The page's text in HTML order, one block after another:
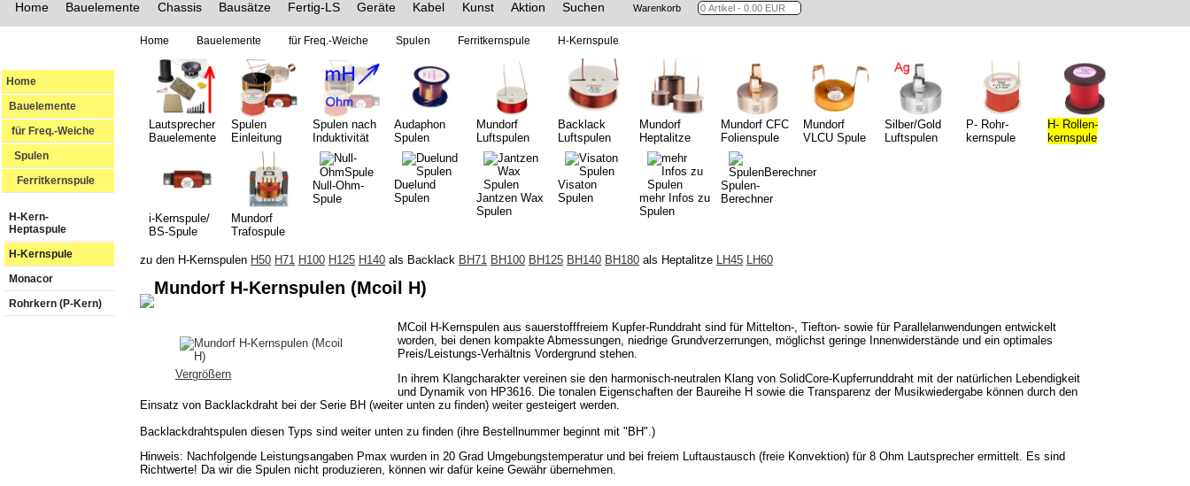
Home Bauelemente Chassis Bausätze Fertig-LS Geräte Kabel Kunst Aktion Suchen Warenkorb
Home Bauelemente für Freq.-Weiche Spulen Ferritkernspule H-Kernspule
Home
Bauelemente
für Freq.-Weiche
Spulen
Ferritkernspule
H-Kern-
Heptaspule
H-Kernspule
Monacor
Rohrkern (P-Kern)
Lautsprecher
Bauelemente
Spulen
Einleitung
Spulen nach
Induktivität
Audaphon
Spulen
Mundorf
Luftspulen
Backlack
Luftspulen
Mundorf
Heptalitze
Mundorf CFC
Folienspule
Mundorf
VLCU Spule
Silber/Gold
Luftspulen
P- Rohr-
kernspule
H- Rollen-
kernspule
i-Kernspule/
BS-Spule
Mundorf
Trafospule
Null-Ohm-
Spule
Duelund
Spulen
Jantzen Wax
Spulen
Visaton
Spulen
mehr Infos zu
Spulen
Spulen-
Berechner
zu den H-Kernspulen H50 H71 H100 H125 H140 als Backlack BH71 BH100 BH125 BH140 BH180 als Heptalitze LH45 LH60
Mundorf H-Kernspulen (Mcoil H)
Vergrößern
MCoil H-Kernspulen aus sauerstofffreiem Kupfer-Runddraht sind für Mittelton-, Tiefton- sowie für Parallelanwendungen entwickelt
worden, bei denen kompakte Abmessungen, niedrige Grundverzerrungen, möglichst geringe Innenwiderstände und ein optimales
Preis/Leistungs-Verhältnis Vordergrund stehen.
In ihrem Klangcharakter vereinen sie den harmonisch-neutralen Klang von SolidCore-Kupferrunddraht mit der natürlichen Lebendigkeit
und Dynamik von HP3616. Die tonalen Eigenschaften der Baureihe H sowie die Transparenz der Musikwiedergabe können durch den
Einsatz von Backlackdraht bei der Serie BH (weiter unten zu finden) weiter gesteigert werden.
Backlackdrahtspulen diesen Typs sind weiter unten zu finden (ihre Bestellnummer beginnt mit "BH".)
Hinweis: Nachfolgende Leistungsangaben Pmax wurden in 20 Grad Umgebungstemperatur und bei freiem Luftaustausch (freie Konvektion) für 8 Ohm Lautsprecher ermittelt. Es sind
Richtwerte! Da wir die Spulen nicht produzieren, können wir dafür keine Gewähr übernehmen.